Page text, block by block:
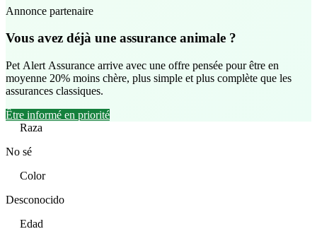
Annonce partenaire
Vous avez déjà une assurance animale ?
Pet Alert Assurance arrive avec une offre pensée pour être en
moyenne 20% moins chère, plus simple et plus complète que les
assurances classiques.
Être informé en priorité
Raza
No sé
Color
Desconocido
Edad